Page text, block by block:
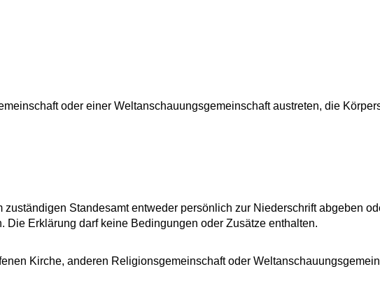
oder einer Weltanschauungsgemeinschaft austreten, die
Standesamt entweder persönlich zur Niederschrift abgeben
Die Erklärung darf keine Bedingungen oder Zusätze enthalten.
Kirche, anderen Religionsgemeinschaft oder